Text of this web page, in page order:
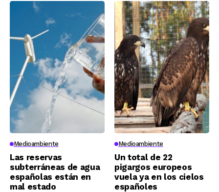
Medioambiente
Las reservas
subterráneas de agua
españolas están en
mal estado
Medioambiente
Un total de 22
pigargos europeos
vuela ya en los cielos
españoles